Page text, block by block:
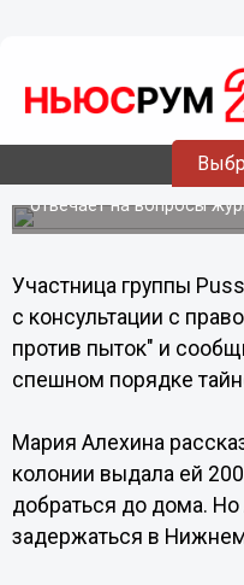
Мария Алехина
продолжит
деятельностью
В настоящее время, 23
отвечает на вопросы
Участница группы
с консультации с
против пыток" и
спешном порядке
Мария Алехина
колонии выдала ей
добраться до дома.
задержаться в